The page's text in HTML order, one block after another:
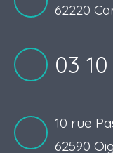
62220
03
10 rue
62590